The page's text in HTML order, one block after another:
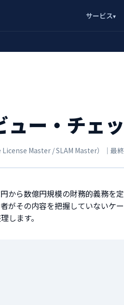
サービス▾
ー・チェ
Master / SLAM Master）｜最
から数億円規模の財務的義務を
がその内容を把握していないケ
します。